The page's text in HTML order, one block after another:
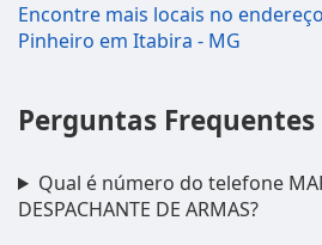
Encontre mais locais no
Pinheiro em Itabira - MG
Perguntas Frequentes
Qual é número do telefone
DESPACHANTE DE ARMAS?